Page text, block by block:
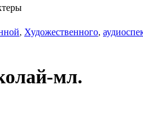
, Художественного,
мл.